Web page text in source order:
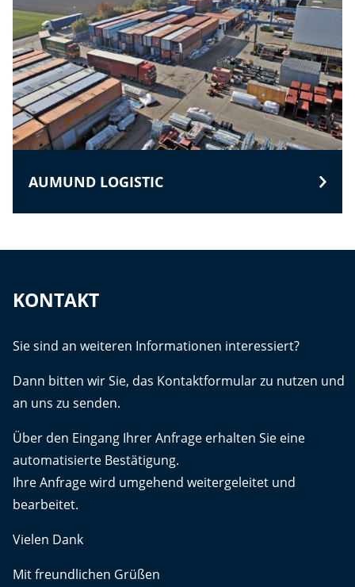
AUMUND LOGISTIC
KONTAKT
Sie sind an weiteren Informationen interessiert?
Dann bitten wir Sie, das Kontaktformular zu nutzen und
an uns zu senden.
Über den Eingang Ihrer Anfrage erhalten Sie eine
automatisierte Bestätigung.
Ihre Anfrage wird umgehend weitergeleitet und
bearbeitet.
Vielen Dank
Mit freundlichen Grüßen